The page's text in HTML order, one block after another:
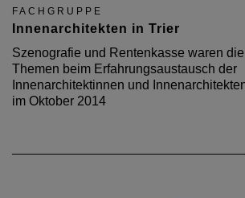
FACHGRUPPE
Innenarchitekten in Trier
Szenografie und Rentenkasse waren die
Themen beim Erfahrungsaustausch der
Innenarchitektinnen und
im Oktober 2014